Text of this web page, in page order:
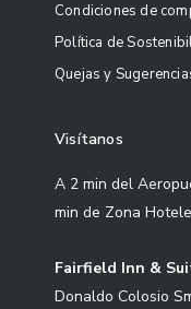
Condiciones de
Política de
Quejas y
Visítanos
A 2 min del
min de Zona
Fairfield Inn &
Donaldo Colosio